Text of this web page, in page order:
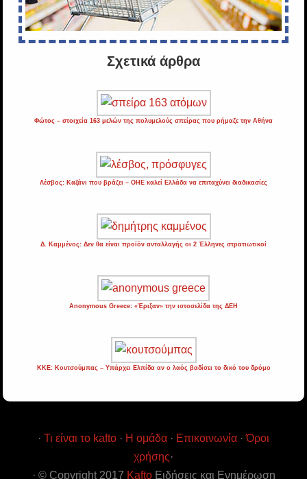
Σχετικά άρθρα
Φώτος – στοιχεία 163 μελών της πολυμελούς σπείρας που ρήμαζε την Αθήνα
Λέσβος: Καζάνι που βράζει – ΟΗΕ καλεί Ελλάδα να επιταχύνει διαδικασίες
Δ. Καμμένος: Δεν θα είναι προϊόν ανταλλαγής οι 2 Έλληνες στρατιωτικοί
Anonymous Greece: «Έριξαν» την ιστοσελίδα της ΔΕΗ
ΚΚΕ: Κουτσούμπας – Υπάρχει Ελπίδα αν ο λαός βαδίσει το δικό του δρόμο
· Τι είναι το kafto · Η ομάδα · Επικοινωνία ·Όροι
χρήσης·
· © Copyright 2017 KaftoΕιδήσεις και Ενημέρωση